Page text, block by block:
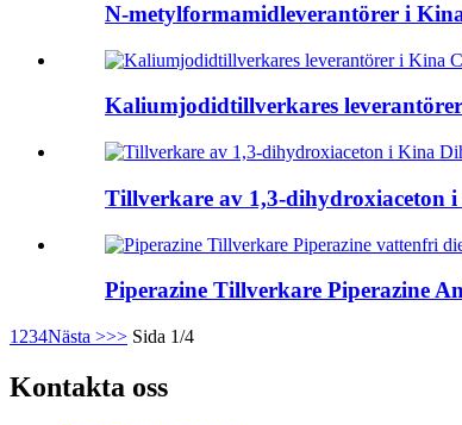
N-metylformamidleverantörer i
Kaliumjodidtillverkares
Tillverkare av 1,3-dihydroxiaceton i
Piperazine Tillverkare Piperazine
1 234Nästa >>> Sida 1/4
Kontakta oss